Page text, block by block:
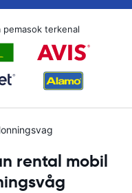
pemasok terkenal
rental mobil